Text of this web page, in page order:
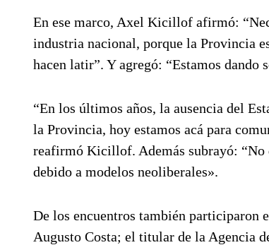
En ese marco, Axel Kicillof afirmó:
industria nacional, porque la Provincia
hacen latir”. Y agregó: “Estamos
“En los últimos años, la ausencia del
la Provincia, hoy estamos acá para
reafirmó Kicillof. Además subrayó: “No
debido a modelos neoliberales».
De los encuentros también participaron
Augusto Costa; el titular de la Agencia